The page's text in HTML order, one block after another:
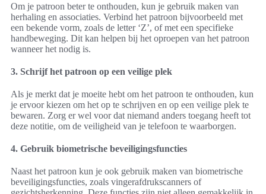
Om je patroon beter te onthouden, kun je gebruik maken van
herhaling en associaties. Verbind het patroon bijvoorbeeld met
een bekende vorm, zoals de letter ‘Z’, of met een specifieke
handbeweging. Dit kan helpen bij het oproepen van het patroon
wanneer het nodig is.
3. Schrijf het patroon op een veilige plek
Als je merkt dat je moeite hebt om het patroon te onthouden, kun
je ervoor kiezen om het op te schrijven en op een veilige plek te
bewaren. Zorg er wel voor dat niemand anders toegang heeft tot
deze notitie, om de veiligheid van je telefoon te waarborgen.
4. Gebruik biometrische beveiligingsfuncties
Naast het patroon kun je ook gebruik maken van biometrische
beveiligingsfuncties, zoals vingerafdrukscanners of